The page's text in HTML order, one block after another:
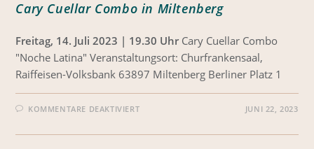
Cary Cuellar Combo in Miltenberg
Freitag, 14. Juli 2023 | 19.30 Uhr Cary Cuellar Combo
"Noche Latina" Veranstaltungsort: Churfrankensaal,
Raiffeisen-Volksbank 63897 Miltenberg Berliner Platz 1
KOMMENTARE DEAKTIVIERT JUNI 22, 2023